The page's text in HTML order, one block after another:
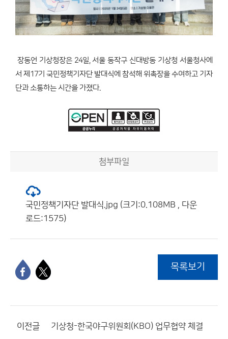
장동언 기상청장은 24일, 서울 동작구 신대방동 기상청 서울청사에
서 제17기 국민정책기자단 발대식에 참석해 위촉장을 수여하고 기자
단과 소통하는 시간을 가졌다.
첨부파일
국민정책기자단 발대식.jpg (크기:0.108MB , 다운
로드:1575)
목록보기
이전글 기상청-한국야구위원회(KBO) 업무협약 체결